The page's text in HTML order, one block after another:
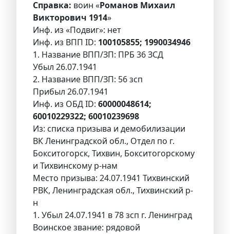
Справка: воин «Романов Михаил
Викторович 1914»
Инф. из «Подвиг»: нет
Инф. из ВПП ID: 100105855; 1990034946
1. Название ВПП/ЗП: ПРБ 36 ЗСД
Убыл 26.07.1941
2. Название ВПП/ЗП: 56 зсп
Прибыл 26.07.1941
Инф. из ОБД ID: 60000048614;
60010229322; 60010239698
Из: списка призыва и демобилизации
ВК Ленинградской обл., Отдел по г.
Бокситогорск, Тихвин, Бокситогорскому
и Тихвинскому р-нам
Место призыва: 24.07.1941 Тихвинский
РВК, Ленинградская обл., Тихвинский р-
н
1. Убыл 24.07.1941 в 78 зсп г. Ленинград
Воинское звание: рядовой